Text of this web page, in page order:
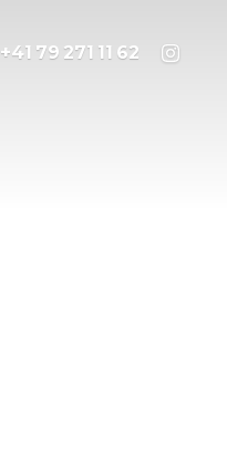
‭+41 79 271 11 62